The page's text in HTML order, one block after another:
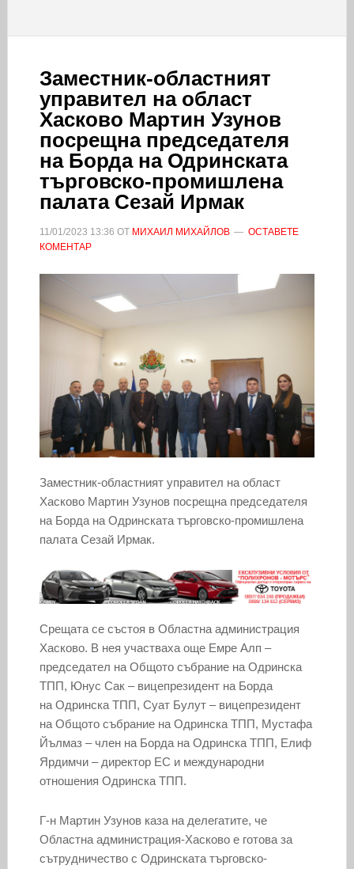
Заместник-областният
управител на област
Хасково Мартин Узунов
посрещна председателя
на Борда на Одринската
търговско-промишлена
палата Сезай Ирмак
11/01/2023 13:36 ОТ МИХАИЛ МИХАЙЛОВ
ОСТАВЕТЕ
КОМЕНТАР
Заместник-областният управител на област
Хасково Мартин Узунов посрещна председателя
на Борда на Одринската търговско-промишлена
палата Сезай Ирмак.
Срещата се състоя в Областна администрация
Хасково. В нея участваха още Емре Алп –
председател на Общото събрание на Одринска
ТПП, Юнус Сак – вицепрезидент на Борда
на Одринска ТПП, Суат Булут – вицепрезидент
на Общото събрание на Одринска ТПП, Мустафа
Йълмаз – член на Борда на Одринска ТПП, Елиф
Ярдимчи – директор ЕС и международни
отношения Одринска ТПП.
Г-н Мартин Узунов каза на делегатите, че
Областна администрация-Хасково е готова за
сътрудничество с Одринската търговско-